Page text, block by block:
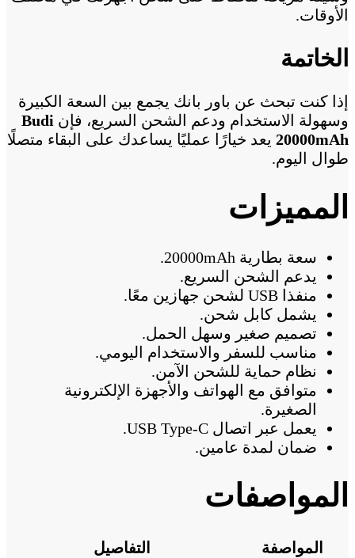
الأوقات.
الخاتمة
إذا كنت تبحث عن باور بانك يجمع بين السعة الكبيرة
وسهولة الاستخدام ودعم الشحن السريع، فإن Budi
20000mAh يعد خيارًا عمليًا يساعدك على البقاء متصلًا
طوال اليوم.
المميزات
سعة بطارية 20000mAh.
يدعم الشحن السريع.
منفذا USB لشحن جهازين معًا.
يشمل كابل شحن.
تصميم صغير وسهل الحمل.
مناسب للسفر والاستخدام اليومي.
نظام حماية للشحن الآمن.
متوافق مع الهواتف والأجهزة الإلكترونية
الصغيرة.
يعمل عبر اتصال USB Type-C.
ضمان لمدة عامين.
المواصفات
المواصفة
التفاصيل